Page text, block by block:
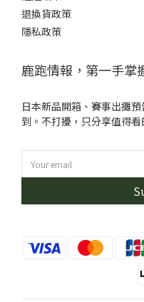
退換貨政策
隱私政策
鹿跑情報，第一手掌
日本新品開箱、賽事出攤
到。不打擾，只分享值得看